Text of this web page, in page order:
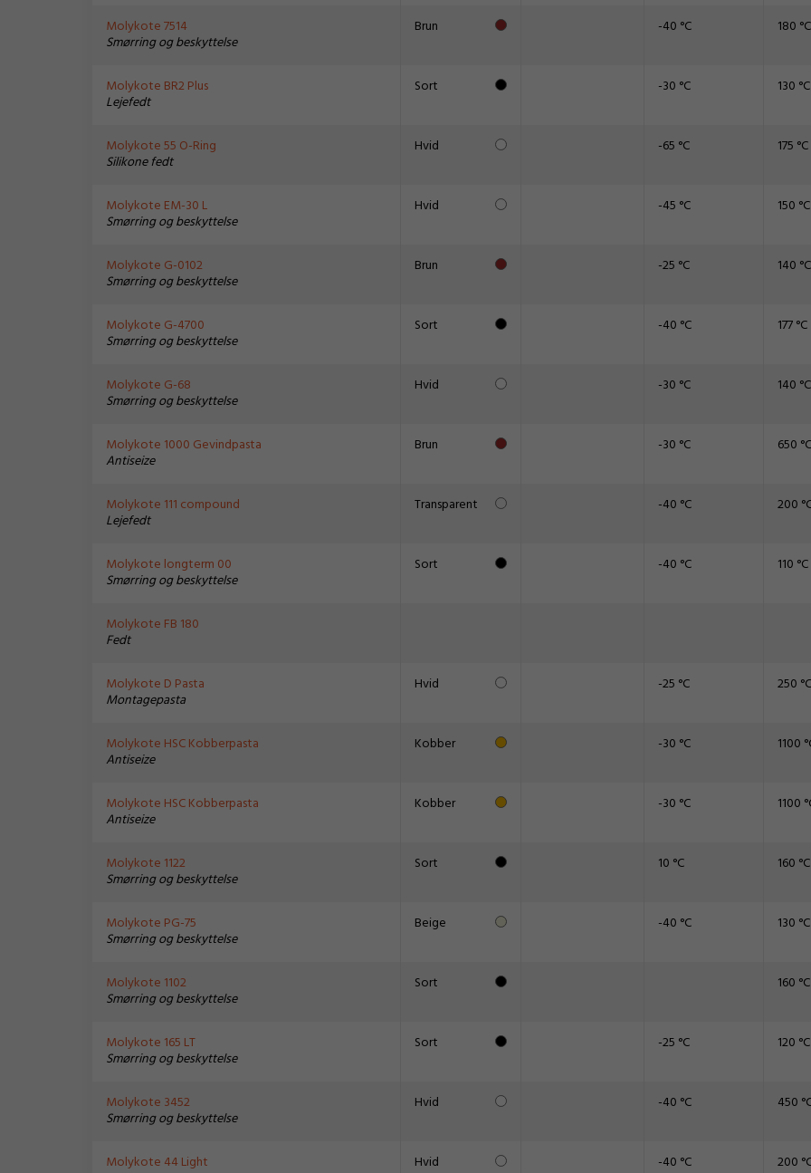
Molykote 7514
Smørring og beskyttelse
Brun -40 °C 180 °C
Molykote BR2 Plus
Lejefedt
Sort -30 °C 130 °C
Molykote 55 O-Ring
Silikone fedt
Hvid -65 °C 175 °C
Molykote EM-30 L
Smørring og beskyttelse
Hvid -45 °C 150 °C
Molykote G-0102
Smørring og beskyttelse
Brun -25 °C 140 °C
Molykote G-4700
Smørring og beskyttelse
Sort -40 °C 177 °C
Molykote G-68
Smørring og beskyttelse
Hvid -30 °C 140 °C
Molykote 1000 Gevindpasta
Antiseize
Brun -30 °C 650 °C
Molykote 111 compound
Lejefedt
Transparent -40 °C 200
Molykote longterm 00
Smørring og beskyttelse
Sort -40 °C 110 °C
Molykote FB 180
Fedt
Molykote D Pasta
Montagepasta
Hvid -25 °C 250 °C
Molykote HSC Kobberpasta
Antiseize
Kobber -30 °C 1100
Molykote HSC Kobberpasta
Antiseize
Kobber -30 °C 1100
Molykote 1122
Smørring og beskyttelse
Sort 10 °C 160 °C
Molykote PG-75
Smørring og beskyttelse
Beige -40 °C 130 °C
Molykote 1102
Smørring og beskyttelse
Sort 160 °C
Molykote 165 LT
Smørring og beskyttelse
Sort -25 °C 120 °C
Molykote 3452
Smørring og beskyttelse
Hvid -40 °C 450
Molykote 44 Light Hvid -40 °C 200